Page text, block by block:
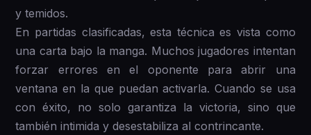
y temidos.
En partidas clasificadas, esta técnica es vista como
una carta bajo la manga. Muchos jugadores intentan
forzar errores en el oponente para abrir una
ventana en la que puedan activarla. Cuando se usa
con éxito, no solo garantiza la victoria, sino que
también intimida y desestabiliza al contrincante.